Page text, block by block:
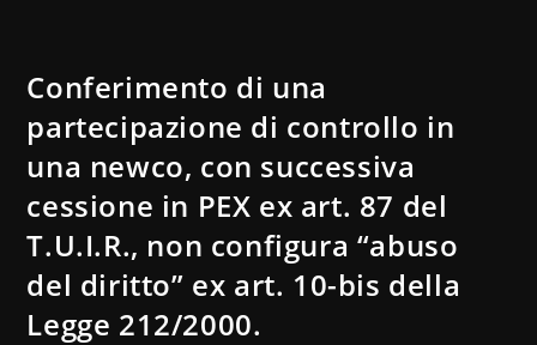
Conferimento di una
partecipazione di controllo in
una newco, con successiva
cessione in PEX ex art. 87 del
T.U.I.R., non configura “abuso
del diritto” ex art. 10-bis della
Legge 212/2000.